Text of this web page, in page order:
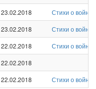
23.02.2018
Стихи о войне
23.02.2018
Стихи о войне
22.02.2018
Стихи о войне
22.02.2018
22.02.2018 Стихи о войне